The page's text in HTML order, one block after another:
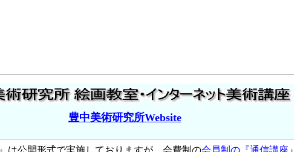
豊中美術研究所Website
』は公開形式で実施しておりますが、会費制の会員制の『通信講座』